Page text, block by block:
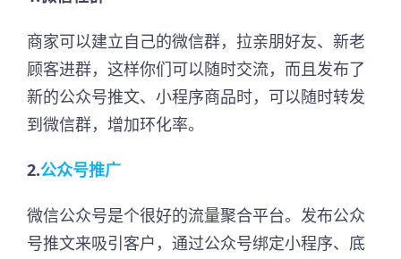
商家可以建立自己的微信群，拉亲朋好友、新老
顾客进群，这样你们可以随时交流，而且发布了
新的公众号推文、小程序商品时，可以随时转发
到微信群，增加环化率。
2.公众号推广
微信公众号是个很好的流量聚合平台。发布公众
号推文来吸引客户，通过公众号绑定小程序、底